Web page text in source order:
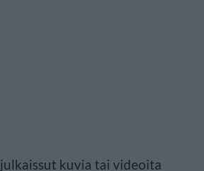
kuvia tai videoita